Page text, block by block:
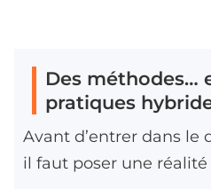
Des méthodes…
pratiques
Avant d’entrer dans le
il faut poser une